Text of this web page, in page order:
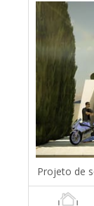
Projeto de